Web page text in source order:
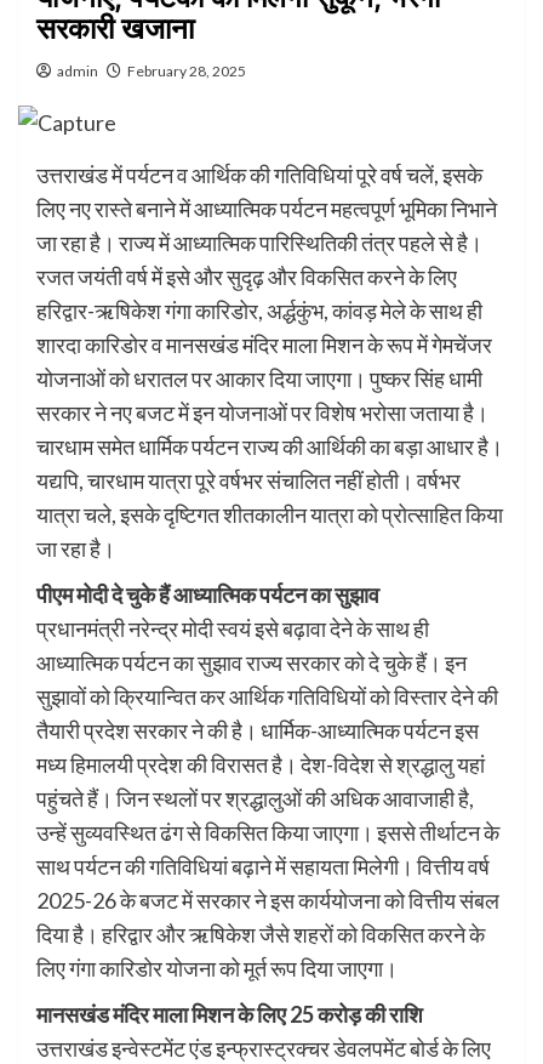
सरकारी खजाना
admin February 28, 2025
उत्तराखंड में पर्यटन व आर्थिक की गतिविधियां पूरे वर्ष चलें, इसके
लिए नए रास्ते बनाने में आध्यात्मिक पर्यटन महत्वपूर्ण भूमिका निभाने
जा रहा है। राज्य में आध्यात्मिक पारिस्थितिकी तंत्र पहले से है।
रजत जयंती वर्ष में इसे और सुदृढ़ और विकसित करने के लिए
हरिद्वार-ऋषिकेश गंगा कारिडोर, अर्द्धकुंभ, कांवड़ मेले के साथ ही
शारदा कारिडोर व मानसखंड मंदिर माला मिशन के रूप में गेमचेंजर
योजनाओं को धरातल पर आकार दिया जाएगा। पुष्कर सिंह धामी
सरकार ने नए बजट में इन योजनाओं पर विशेष भरोसा जताया है।
चारधाम समेत धार्मिक पर्यटन राज्य की आर्थिकी का बड़ा आधार है।
यद्यपि, चारधाम यात्रा पूरे वर्षभर संचालित नहीं होती। वर्षभर
यात्रा चले, इसके दृष्टिगत शीतकालीन यात्रा को प्रोत्साहित किया
जा रहा है।
पीएम मोदी दे चुके हैं आध्यात्मिक पर्यटन का सुझाव
प्रधानमंत्री नरेन्द्र मोदी स्वयं इसे बढ़ावा देने के साथ ही
आध्यात्मिक पर्यटन का सुझाव राज्य सरकार को दे चुके हैं। इन
सुझावों को क्रियान्वित कर आर्थिक गतिविधियों को विस्तार देने की
तैयारी प्रदेश सरकार ने की है। धार्मिक-आध्यात्मिक पर्यटन इस
मध्य हिमालयी प्रदेश की विरासत है। देश-विदेश से श्रद्धालु यहां
पहुंचते हैं। जिन स्थलों पर श्रद्धालुओं की अधिक आवाजाही है,
उन्हें सुव्यवस्थित ढंग से विकसित किया जाएगा। इससे तीर्थाटन के
साथ पर्यटन की गतिविधियां बढ़ाने में सहायता मिलेगी। वित्तीय वर्ष
2025-26 के बजट में सरकार ने इस कार्ययोजना को वित्तीय संबल
दिया है। हरिद्वार और ऋषिकेश जैसे शहरों को विकसित करने के
लिए गंगा कारिडोर योजना को मूर्त रूप दिया जाएगा।
मानसखंड मंदिर माला मिशन के लिए 25 करोड़ की राशि
उत्तराखंड इन्वेस्टमेंट एंड इन्फ्रास्ट्रक्चर डेवलपमेंट बोर्ड के लिए